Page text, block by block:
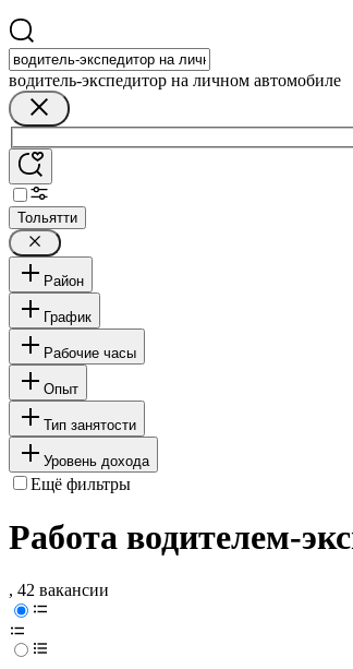
водитель-экспедитор на личном автомобиле
Тольятти
Район
График
Рабочие часы
Опыт
Тип занятости
Уровень дохода
Ещё фильтры
Работа водителем-
, 42 вакансии